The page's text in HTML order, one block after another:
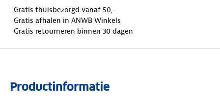
Gratis thuisbezorgd vanaf 50,-
Gratis afhalen in ANWB Winkels
Gratis retourneren binnen 30 dagen
Productinformatie